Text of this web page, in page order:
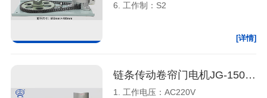
6. 工作制：S2
[详情]
链条传动卷帘门电机JG-1500B
1. 工作电压：AC220V